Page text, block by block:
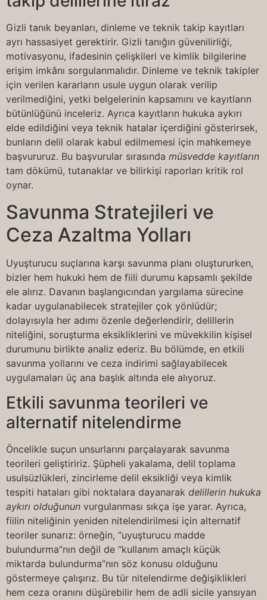
Gizli tanık beyanları, dinleme ve teknik takip kayıtları
ayrı hassasiyet gerektirir. Gizli tanığın güvenilirliği,
motivasyonu, ifadesinin çelişkileri ve kimlik bilgilerine
erişim imkânı sorgulanmalıdır. Dinleme ve teknik takipler
için verilen kararların usule uygun olarak verilip
verilmediğini, yetki belgelerinin kapsamını ve kayıtların
bütünlüğünü inceleriz. Ayrıca kayıtların hukuka aykırı
elde edildiğini veya teknik hatalar içerdiğini gösterirsek,
bunların delil olarak kabul edilmemesi için mahkemeye
başvururuz. Bu başvurular sırasında müsvedde kayıtların
tam dökümü, tutanaklar ve bilirkişi raporları kritik rol
oynar.
Savunma Stratejileri ve
Ceza Azaltma Yolları
Uyuşturucu suçlarına karşı savunma planı oluştururken,
bizler hem hukuki hem de fiili durumu kapsamlı şekilde
ele alırız. Davanın başlangıcından yargılama sürecine
kadar uygulanabilecek stratejiler çok yönlüdür;
dolayısıyla her adımı özenle değerlendirir, delillerin
niteliğini, soruşturma eksikliklerini ve müvekkilin kişisel
durumunu birlikte analiz ederiz. Bu bölümde, en etkili
savunma yollarını ve ceza indirimi sağlayabilecek
uygulamaları üç ana başlık altında ele alıyoruz.
Etkili savunma teorileri ve
alternatif nitelendirme
Öncelikle suçun unsurlarını parçalayarak savunma
teorileri geliştiririz. Şüpheli yakalama, delil toplama
usulsüzlükleri, zincirleme delil eksikliği veya kimlik
tespiti hataları gibi noktalara dayanarak delillerin hukuka
aykırı olduğunun vurgulanması sıkça işe yarar. Ayrıca,
fiilin niteliğinin yeniden nitelendirilmesi için alternatif
teoriler sunarız: örneğin, “uyuşturucu madde
bulundurma”nın değil de “kullanım amaçlı küçük
miktarda bulundurma”nın söz konusu olduğunu
göstermeye çalışırız. Bu tür nitelendirme değişiklikleri
hem ceza oranını düşürebilir hem de adli sicile yansıyan